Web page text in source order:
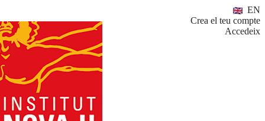
EN
Crea el teu compte
Accedeix